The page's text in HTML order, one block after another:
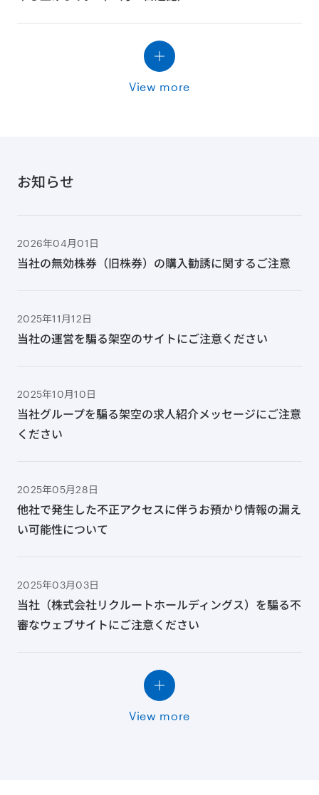
View more
お知らせ
2026年04月01日
当社の無効株券（旧株券）の購入勧誘に関するご注意
2025年11月12日
当社の運営を騙る架空のサイトにご注意ください
2025年10月10日
当社グループを騙る架空の求人紹介メッセージにご注意
ください
2025年05月28日
他社で発生した不正アクセスに伴うお預かり情報の漏え
い可能性について
2025年03月03日
当社（株式会社リクルートホールディングス）を騙る不
審なウェブサイトにご注意ください
View more